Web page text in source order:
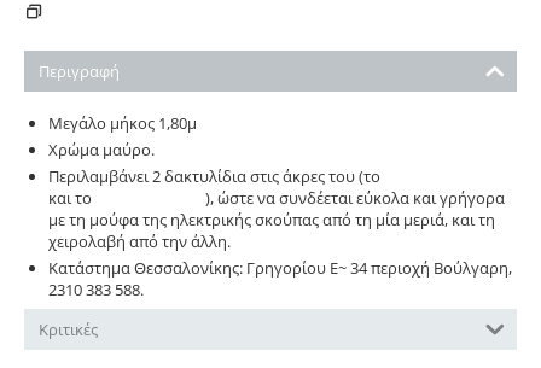
Περιγραφή
Μεγάλο μήκος 1,80μ
Χρώμα μαύρο.
Περιλαμβάνει 2 δακτυλίδια στις άκρες του (το
και το
), ώστε να συνδέεται εύκολα και γρήγορα
με τη μούφα της ηλεκτρικής σκούπας από τη μία μεριά, και τη
χειρολαβή από την άλλη.
Κατάστημα Θεσσαλονίκης: Γρηγορίου Ε~ 34 περιοχή Βούλγαρη,
2310 383 588.
Κριτικές